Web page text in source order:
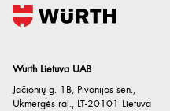
Wurth Lietuva UAB
Jačionių g. 1B, Pivonijos sen.,
Ukmergės raj., LT-20101 Lietuva